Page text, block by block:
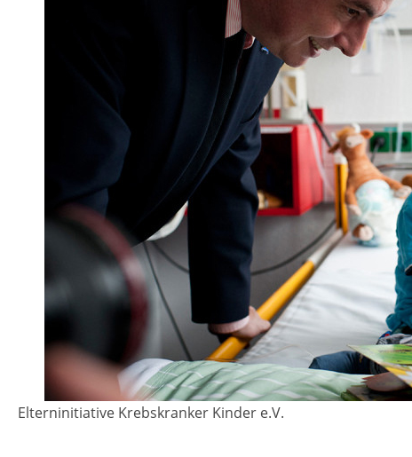
STA­TI­ON 62
STA­TI­ON 64
TRAU­ER­GRUP­PE
El­tern­in­itia­ti­ve Krebs­kran­ker Kin­der e.V.